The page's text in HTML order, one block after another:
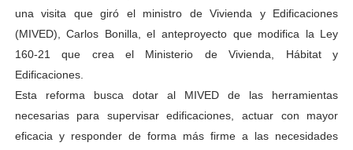
una visita que giró el ministro de Vivienda y Edificaciones
(MIVED), Carlos Bonilla, el anteproyecto que modifica la Ley
160-21 que crea el Ministerio de Vivienda, Hábitat y
Edificaciones.
Esta reforma busca dotar al MIVED de las herramientas
necesarias para supervisar edificaciones, actuar con mayor
eficacia y responder de forma más firme a las necesidades